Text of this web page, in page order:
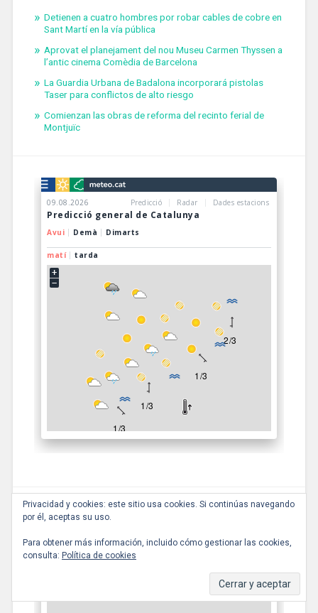
Detienen a cuatro hombres por robar cables de cobre en
Sant Martí en la vía pública
Aprovat el planejament del nou Museu Carmen Thyssen a
l’antic cinema Comèdia de Barcelona
La Guardia Urbana de Badalona incorporará pistolas
Taser para conflictos de alto riesgo
Comienzan las obras de reforma del recinto ferial de
Montjuïc
Privacidad y cookies: este sitio usa cookies. Si continúas navegando
por él, aceptas su uso.
Para obtener más información, incluido cómo gestionar las cookies,
consulta: Política de cookies